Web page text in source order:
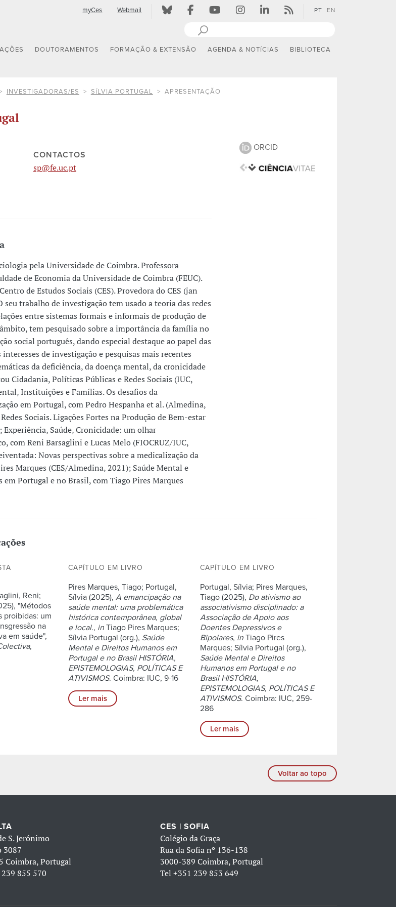
myCes Webmail PT EN
DOUTORAMENTOS FORMAÇÃO & EXTENSÃO AGENDA & NOTÍCIAS BIBLIOTECA
INVESTIGADORAS/ES SÍLVIA PORTUGAL APRESENTAÇÃO
CONTACTOS
sp@fe.uc.pt
pela Universidade de Coimbra. Professora
de Economia da Universidade de Coimbra (FEUC).
de Estudos Sociais (CES). Provedora do CES (jan
seu trabalho de investigação tem usado a teoria das redes
entre sistemas formais e informais de produção de
tem pesquisado sobre a importância da família no
social português, dando especial destaque ao papel das
interesses de investigação e pesquisas mais recentes
da deficiência, da doença mental, da cronicidade
Cidadania, Políticas Públicas e Redes Sociais (IUC,
Instituições e Famílias. Os desafios da
em Portugal, com Pedro Hespanha et al. (Almedina,
Sociais. Ligações Fortes na Produção de Bem-estar
Saúde, Cronicidade: um olhar
com Reni Barsaglini e Lucas Melo (FIOCRUZ/IUC,
Novas perspectivas sobre a medicalização da
Marques (CES/Almedina, 2021); Saúde Mental e
Portugal e no Brasil, com Tiago Pires Marques
ORCID
Reni;
"Métodos
proibidas: um
na
em saúde",
,
CAPÍTULO EM LIVRO
Pires Marques, Tiago; Portugal,
Sílvia (2025),A emancipação na
saúde mental: uma problemática
histórica contemporânea, global
e local., in Tiago Pires Marques;
Sílvia Portugal (org.), Saúde
Mental e Direitos Humanos em
Portugal e no Brasil HISTÓRIA,
EPISTEMOLOGIAS, POLÍTICAS E
ATIVISMOS. Coimbra: IUC, 9-16
Ler mais
CAPÍTULO EM LIVRO
Portugal, Sílvia; Pires Marques,
Tiago (2025), Do ativismo ao
associativismo disciplinado: a
Associação de Apoio aos
Doentes Depressivos e
Bipolares, inTiago Pires
Marques; Sílvia Portugal (org.),
Saúde Mental e Direitos
Humanos em Portugal e no
Brasil HISTÓRIA,
EPISTEMOLOGIAS, POLÍTICAS E
ATIVISMOS. Coimbra: IUC, 259-
286
Ler mais
Voltar ao topo
S. Jerónimo
3087
Coimbra, Portugal
855 570
CES | SOFIA
Colégio da Graça
Rua da Sofia nº 136-138
3000-389 Coimbra, Portugal
Tel +351 239 853 649